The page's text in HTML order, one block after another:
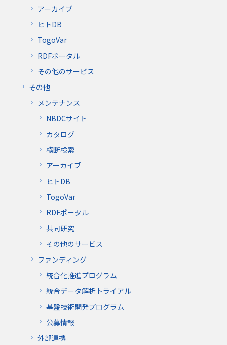
アーカイブ
ヒトDB
TogoVar
RDFポータル
その他のサービス
その他
メンテナンス
NBDCサイト
カタログ
横断検索
アーカイブ
ヒトDB
TogoVar
RDFポータル
共同研究
その他のサービス
ファンディング
統合化推進プログラム
統合データ解析トライアル
基盤技術開発プログラム
公募情報
外部連携